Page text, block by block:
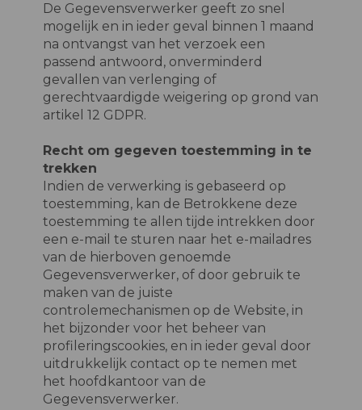
De Gegevensverwerker geeft zo snel
mogelijk en in ieder geval binnen 1 maand
na ontvangst van het verzoek een
passend antwoord, onverminderd
gevallen van verlenging of
gerechtvaardigde weigering op grond van
artikel 12 GDPR.
Recht om gegeven toestemming in te
trekken
Indien de verwerking is gebaseerd op
toestemming, kan de Betrokkene deze
toestemming te allen tijde intrekken door
een e-mail te sturen naar het e-mailadres
van de hierboven genoemde
Gegevensverwerker, of door gebruik te
maken van de juiste
controlemechanismen op de Website, in
het bijzonder voor het beheer van
profileringscookies, en in ieder geval door
uitdrukkelijk contact op te nemen met
het hoofdkantoor van de
Gegevensverwerker.